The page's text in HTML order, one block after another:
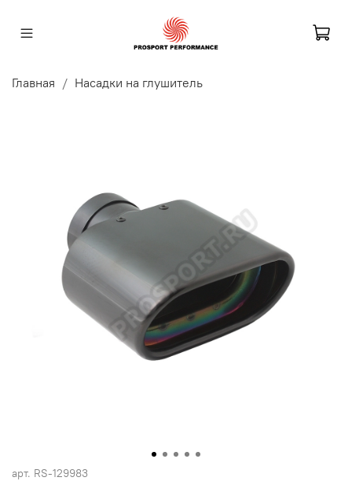
Главная Насадки на глушитель
арт. RS-129983